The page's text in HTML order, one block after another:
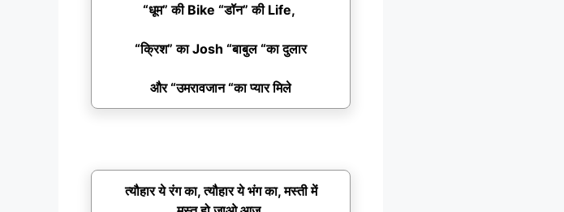
“धूम” की Bike “डॉन” की Life,
“क्रिश” का Josh “बाबुल “का दुलार
और “उमरावजान “का प्यार मिले
त्यौहार ये रंग का, त्यौहार ये भंग का, मस्ती में